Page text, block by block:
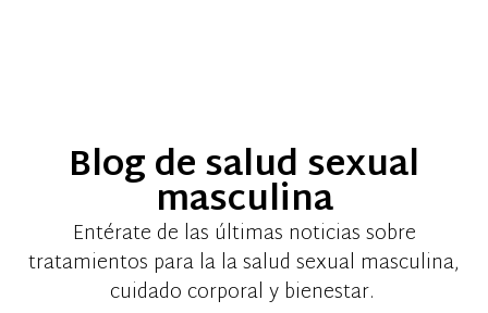
Blog de salud sexual
masculina
Entérate de las últimas noticias sobre
tratamientos para la la salud sexual masculina,
cuidado corporal y bienestar.